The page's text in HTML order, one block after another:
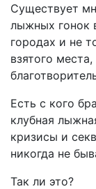
Существует
лыжных гонок
городах и не
взятого
Есть с кого
клубная
кризисы и
никогда не
Так ли это?